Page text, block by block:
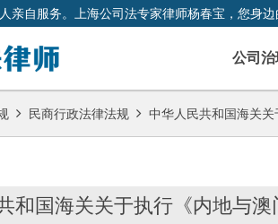
亲自服务。上海公司法专家律师杨春宝，您身
公司
民商行政法律法规 中华人民共和国海关
和国海关关于执行《内地与